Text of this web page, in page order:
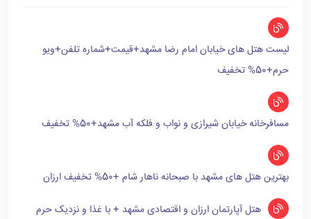
لیست هتل های خیابان امام رضا مشهد+قیمت+شماره تلفن+ویو
حرم+50% تخفیف
مسافرخانه خیابان شیرازی و نواب و فلکه آب مشهد+50% تخفیف
بهترین هتل های مشهد با صبحانه ناهار شام +50% تخفیف ارزان
هتل آپارتمان ارزان و اقتصادی مشهد + با غذا و نزدیک حرم